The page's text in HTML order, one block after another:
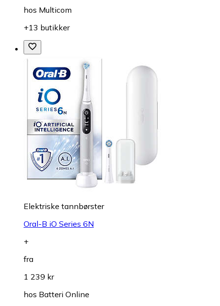
hos Multicom
+13 butikker
Elektriske tannbørster
Oral-B iO Series 6N
+
fra
1 239 kr
hos Batteri Online